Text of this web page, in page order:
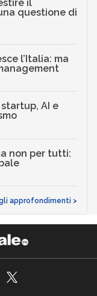
il
questione di
l’Italia: ma
AI e
non per tutti:
approfondimenti >